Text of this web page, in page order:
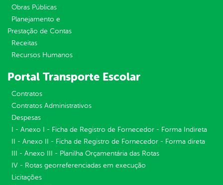
Obras Públicas
Planejamento e
Prestação de Contas
Receitas
Recursos Humanos
Portal Transporte Escolar
Contratos
Contratos Administrativos
Despesas
I - Anexo I - Ficha de Registro de Fornecedor - Forma Indireta
II - Anexo II - Ficha de Registro de Fornecedor - Forma direta
III - Anexo III - Planilha Orçamentária das Rotas
IV - Rotas georreferenciadas em execução
Licitações